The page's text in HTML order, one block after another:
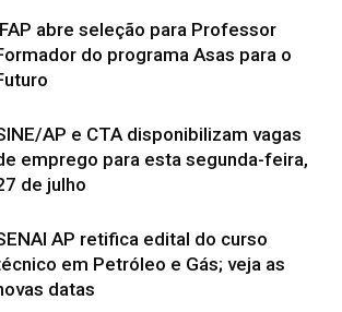
abre seleção para Professor
do programa Asas para o
AP e CTA disponibilizam vagas
emprego para esta segunda-feira,
de julho
AP retifica edital do curso
em Petróleo e Gás; veja as
datas